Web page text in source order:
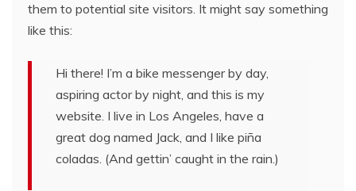
them to potential site visitors. It might say something
like this:
Hi there! I’m a bike messenger by day,
aspiring actor by night, and this is my
website. I live in Los Angeles, have a
great dog named Jack, and I like piña
coladas. (And gettin’ caught in the rain.)